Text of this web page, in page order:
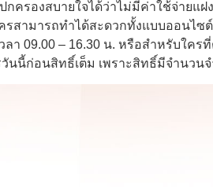
รองสบายใจได้ว่าไม่มีค่าใช้จ่ายแฝ
รสามารถทำได้สะดวกทั้งแบบออนไซ
า 09.00 – 16.30 น. หรือสำหรับใค
นนี้ก่อนสิทธิ์เต็ม เพราะสิทธิ์มีจำนวน